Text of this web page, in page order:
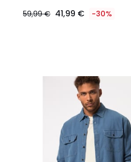
59,99 € 41,99 € -30%